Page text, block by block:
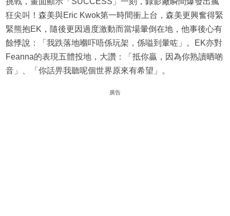
狂尖叫！森美與Eric Kwok第一時間衝上台，森美更興奮得緊
緊熊抱EK，隨後更因過度激動而當場暈倒在地，他事後心有
餘悸說：「我跌落地嗰吓唔係玩架，係嗌到暈咗」。EK亦對
Feanna的表現五體投地，大讚：「抵你贏，因為你熟讀晒啲
音」、「你話畀我聽呢個世界原來有希望」。
廣告